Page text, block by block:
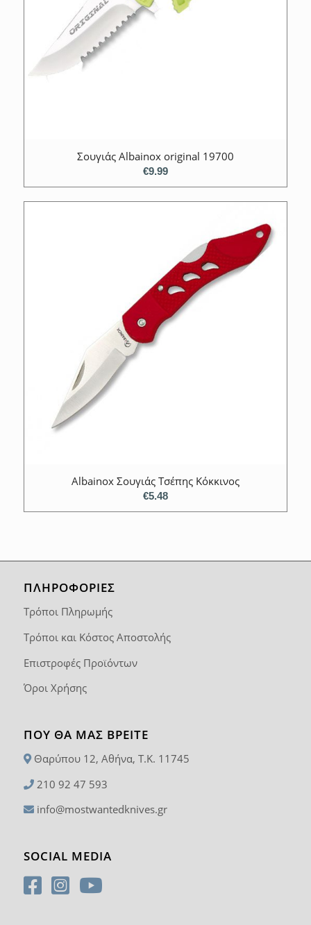
Σουγιάς Albainox original 19700
€9.99
Albainox Σουγιάς Τσέπης Κόκκινος
€5.48
ΠΛΗΡΟΦΟΡΙΕΣ
Τρόποι Πληρωμής
Τρόποι και Κόστος Αποστολής
Επιστροφές Προϊόντων
Όροι Χρήσης
ΠΟΥ ΘΑ ΜΑΣ ΒΡΕΊΤΕ
Θαρύπου 12, Αθήνα, T.K. 11745
210 92 47 593
info@mostwantedknives.gr
SOCIAL MEDIA